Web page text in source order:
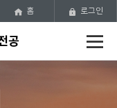
공
메
뉴
홈 로그인